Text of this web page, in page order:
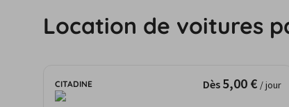
Location de voitures
CITADINE Dès 5,00 € / jour